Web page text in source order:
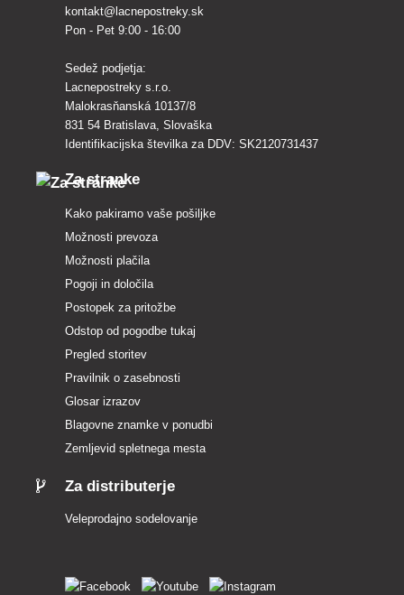
kontakt@lacnepostreky.sk
Pon - Pet 9:00 - 16:00
Sedež podjetja:
Lacnepostreky s.r.o.
Malokrasňanská 10137/8
831 54 Bratislava, Slovaška
Identifikacijska številka za DDV: SK2120731437
Za stranke
Kako pakiramo vaše pošiljke
Možnosti prevoza
Možnosti plačila
Pogoji in določila
Postopek za pritožbe
Odstop od pogodbe tukaj
Pregled storitev
Pravilnik o zasebnosti
Glosar izrazov
Blagovne znamke v ponudbi
Zemljevid spletnega mesta
Za distributerje
Veleprodajno sodelovanje